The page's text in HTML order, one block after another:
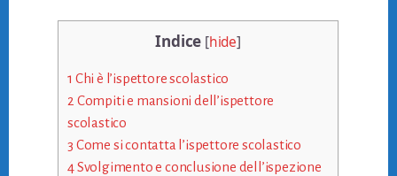
Indice [hide]
1 Chi è l’ispettore scolastico
2 Compiti e mansioni dell’ispettore
scolastico
3 Come si contatta l’ispettore scolastico
4Svolgimento e conclusione dell’ispezione